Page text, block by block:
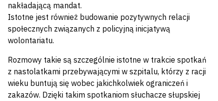
nakładającą mandat.
Istotne jest również budowanie pozytywnych relacji
społecznych związanych z policyjną inicjatywą
wolontariatu.
Rozmowy takie są szczególnie istotne w trakcie spotkań
z nastolatkami przebywającymi w szpitalu, którzy z racji
wieku buntują się wobec jakichkolwiek ograniczeń i
zakazów. Dzięki takim spotkaniom słuchacze słupskiej